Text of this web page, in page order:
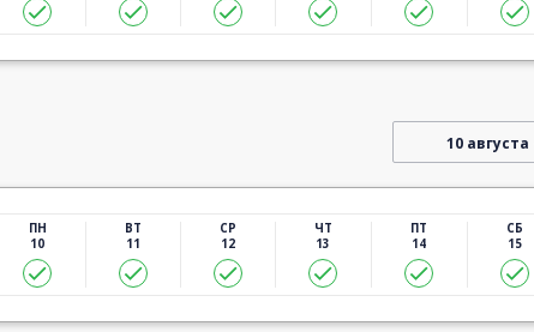
10 августа
ПН
10
ВТ
11
СР
12
ЧТ
13
ПТ
14
СБ
15